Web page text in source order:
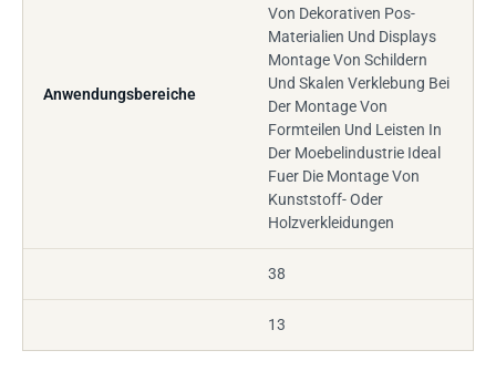
Anwendungsbereiche
Von Dekorativen Pos-
Materialien Und Displays
Montage Von Schildern
Und Skalen Verklebung Bei
Der Montage Von
Formteilen Und Leisten In
Der Moebelindustrie Ideal
Fuer Die Montage Von
Kunststoff- Oder
Holzverkleidungen
38
13